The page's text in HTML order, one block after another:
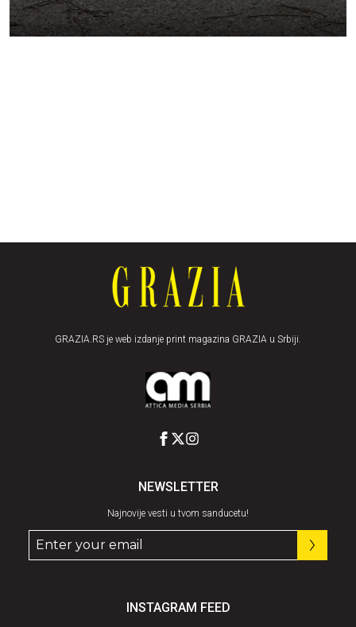
GRAZIA.RS je web izdanje print magazina GRAZIA u Srbiji.
NEWSLETTER
Najnovije vesti u tvom sanducetu!
INSTAGRAM FEED